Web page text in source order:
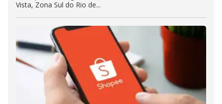
Vista, Zona Sul do Rio de...